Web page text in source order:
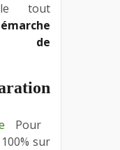
tout
de
Pour
sur